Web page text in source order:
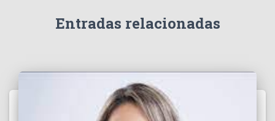
Entradas relacionadas